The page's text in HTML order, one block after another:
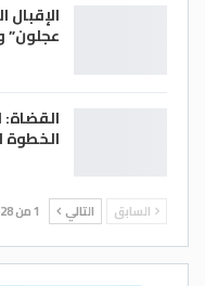
القضاة:
الخطوة
السابق التالي 1 من 628